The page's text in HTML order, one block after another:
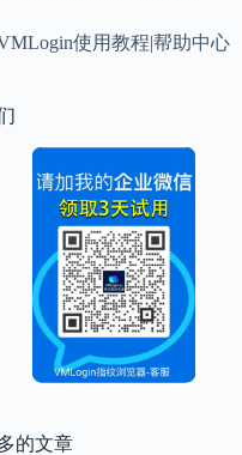
使用教程|帮助中心
的文章